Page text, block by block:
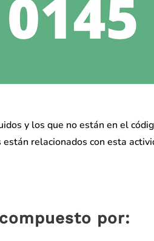
y los que no están en el
relacionados con esta
por: